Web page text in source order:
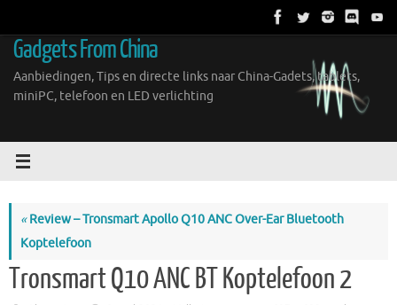
inhoud
Gadgets From China
Aanbiedingen, Tips en directe links naar China-Gadets, tablets,
miniPC, telefoon en LED verlichting
«Review – Tronsmart Apollo Q10 ANC Over-Ear Bluetooth
Koptelefoon
Tronsmart Q10 ANC BT Koptelefoon 2